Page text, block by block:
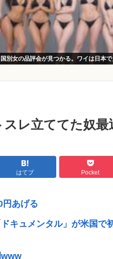
国別女の品評会が見つかる。ワイは日本
レ立ててた奴
はてブ Pocket
円あげる
キュメンタル」が米国で
www